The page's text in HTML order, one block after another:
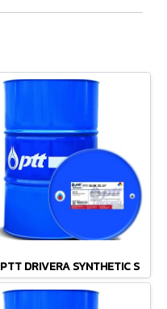
PTT DRIVERA SYNTHETIC S